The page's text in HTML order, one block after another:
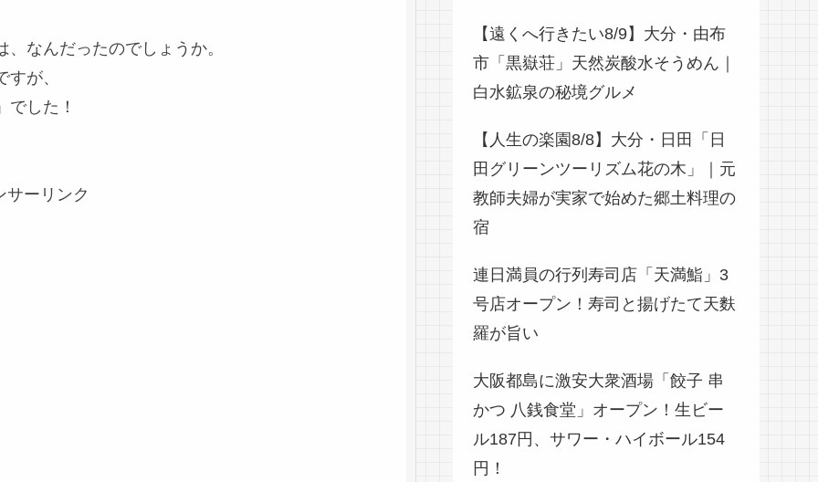
なんだったのでしょうか。
が、
でした！
サーリンク
【遠くへ行きたい8/9】大分・由布
市「黒嶽荘」天然炭酸水そうめん｜
白水鉱泉の秘境グルメ
【人生の楽園8/8】大分・日田「日
田グリーンツーリズム花の木」｜元
教師夫婦が実家で始めた郷土料理の
宿
連日満員の行列寿司店「天満鮨」3
号店オープン！寿司と揚げたて天麩
羅が旨い
大阪都島に激安大衆酒場「餃子 串
かつ 八銭食堂」オープン！生ビー
ル187円、サワー・ハイボール154
円！